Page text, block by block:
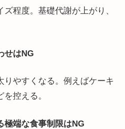
程度。基礎代謝が上がり、
せはNG
りやすくなる。例えばケーキ
控える。
端な食事制限はNG